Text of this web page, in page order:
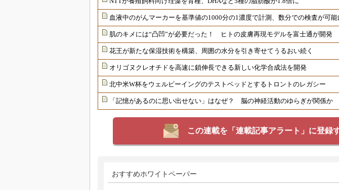
血液中のがんマーカーを基準値の1000分の1濃度で計測、数分での検査が可能
肌のキメには“凸凹”が必要だった！ ヒトの皮膚再現モデルを富士通が開発
花王が新たな保湿技術を構築、周囲の水分を引き寄せてうるおい続く
オリゴヌクレオチドを高速に鎖伸長できる新しい化学合成法を開発
北中米W杯をウェルビーイングのテストベッドとするトロントのレガシー
「記憶があるのに思い出せない」はなぜ？ 脳の神経活動のゆらぎが関係か
この連載を「連載記事アラート」に登録
おすすめホワイトペーパー